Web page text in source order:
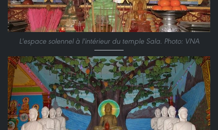
L'espace solennel à l'intérieur du temple Sala. Photo: VNA